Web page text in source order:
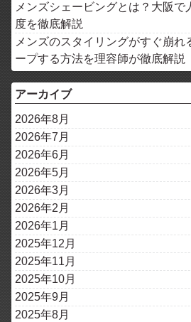
メンズシェービングとは？大阪で
度を徹底解説
メンズのスタイリングがすぐ崩れ
ープする方法を理容師が徹底解説
アーカイブ
2026年8月
2026年7月
2026年6月
2026年5月
2026年3月
2026年2月
2026年1月
2025年12月
2025年11月
2025年10月
2025年9月
2025年8月